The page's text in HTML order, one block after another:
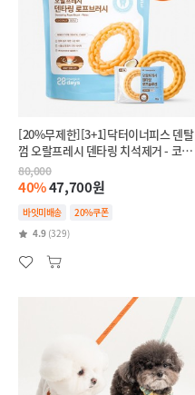
[20%무제한][3+1]닥터이너피스 덴탈
껌 오랄프레시 덴타링 치석제거 - 코코
넛(릴랙스,스트레스완화)
80,000
40%47,700원
바잇미배송
20%쿠폰
4.9 (329)